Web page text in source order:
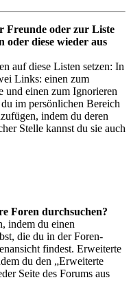
Freunde oder zur Liste
diese wieder aus
auf diese Listen setzen: In
Links: einen zum
und einen zum Ignorieren
im persönlichen Bereich
indem du deren
Stelle kannst du sie auch
Foren durchsuchen?
indem du einen
die du in der Foren-
findest. Erweiterte
du den „Erweiterte
Seite des Forums aus